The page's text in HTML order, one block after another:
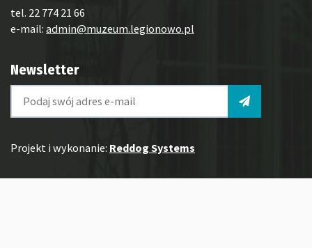
tel. 22 774 21 66
e-mail: admin@muzeum.legionowo.pl
Newsletter
Projekt i wykonanie: Reddog Systems